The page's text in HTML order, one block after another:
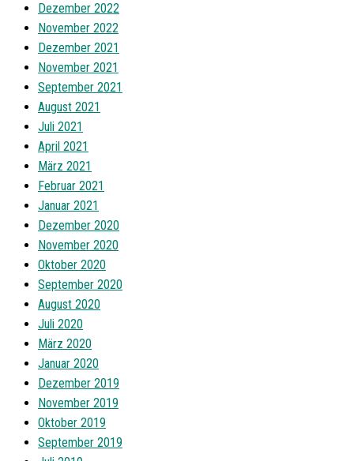
Dezember 2022
November 2022
Dezember 2021
November 2021
September 2021
August 2021
Juli 2021
April 2021
März 2021
Februar 2021
Januar 2021
Dezember 2020
November 2020
Oktober 2020
September 2020
August 2020
Juli 2020
März 2020
Januar 2020
Dezember 2019
November 2019
Oktober 2019
September 2019